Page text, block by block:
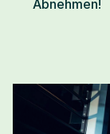
Abnehmen!